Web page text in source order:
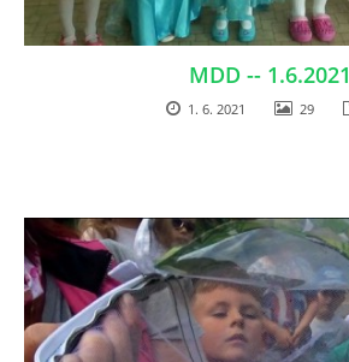
MDD -- 1.6.2021
1. 6. 2021 29